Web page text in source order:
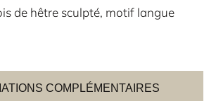
COMPLÉMENTAIRES
de hêtre sculpté, motif langue